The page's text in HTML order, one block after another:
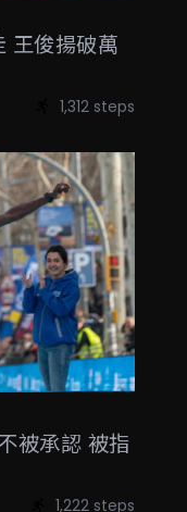
王俊揚破萬
1,312 steps
被承認 被指
1,222 steps